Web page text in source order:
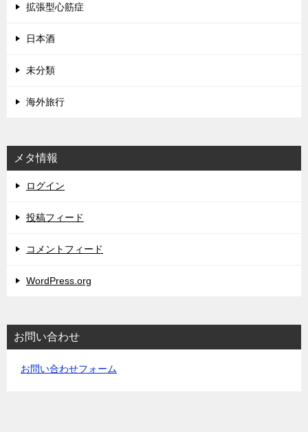
拡張型心筋症
日本酒
未分類
海外旅行
メタ情報
ログイン
投稿フィード
コメントフィード
WordPress.org
お問い合わせ
お問い合わせフォーム